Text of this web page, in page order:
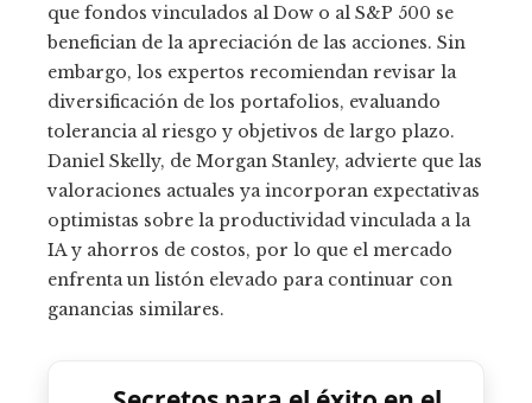
que fondos vinculados al Dow o al S&P 500 se
benefician de la apreciación de las acciones. Sin
embargo, los expertos recomiendan revisar la
diversificación de los portafolios, evaluando
tolerancia al riesgo y objetivos de largo plazo.
Daniel Skelly, de Morgan Stanley, advierte que las
valoraciones actuales ya incorporan expectativas
optimistas sobre la productividad vinculada a la
IA y ahorros de costos, por lo que el mercado
enfrenta un listón elevado para continuar con
ganancias similares.